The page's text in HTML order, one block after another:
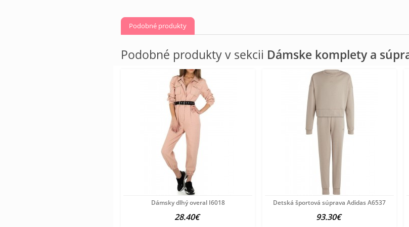
Podobné produkty
Podobné produkty v sekcii Dámske komplety a
Dámsky dlhý overal I6018
28.40€
Detská športová súprava Adidas A6537
93.30€